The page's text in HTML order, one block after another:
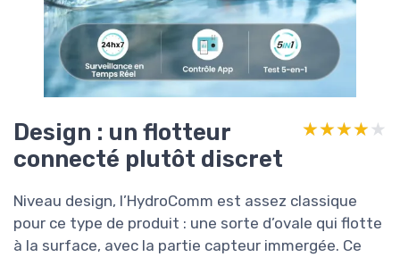
Design : un flotteur
connecté plutôt discret
★★★★★
★★★★★
Niveau design, l’HydroComm est assez classique
pour ce type de produit : une sorte d’ovale qui flotte
à la surface, avec la partie capteur immergée. Ce